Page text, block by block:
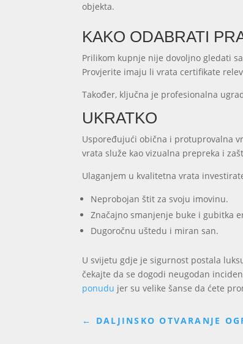
objekta.
KAKO ODABRATI
Prilikom kupnje nije dovoljno gledati
Provjerite imaju li vrata certifikate
Također, ključna je profesionalna
UKRATKO
Uspoređujući obična i protuprovalna
vrata služe kao vizualna prepreka i
Ulaganjem u kvalitetna vrata
Neprobojan štit za svoju imovinu.
Značajno smanjenje buke i gubitka
Dugoročnu uštedu i miran san.
U svijetu gdje je sigurnost postala
čekajte da se dogodi neugodan
ponudu jer su velike šanse da ćete
← DALJINSKO OTVARANJE